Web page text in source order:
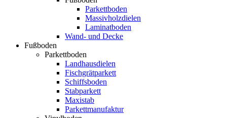
Parkettboden
Massivholzdielen
Laminatboden
Wand- und Decke
Fußboden
Parkettboden
Landhausdielen
Fischgrätparkett
Schiffsboden
Stabparkett
Maxistab
Parkettmanufaktur